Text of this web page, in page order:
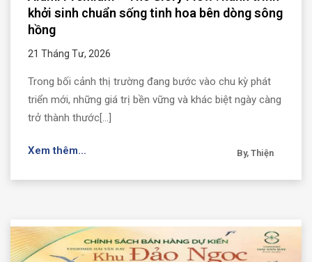
khởi sinh chuẩn sống tinh hoa bên dòng sông
hồng
21 Tháng Tư, 2026
Trong bối cảnh thị trường đang bước vào chu kỳ phát
triển mới, những giá trị bền vững và khác biệt ngày càng
trở thành thước[...]
Xem thêm... By, Thiện